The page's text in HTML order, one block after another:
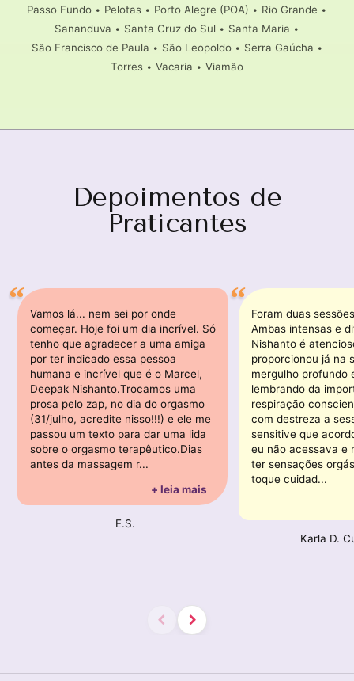
Passo Fundo • Pelotas • Porto Alegre (POA) • Rio Grande •
Sananduva • Santa Cruz do Sul • Santa Maria •
São Francisco de Paula • São Leopoldo• Serra Gaúcha •
Torres • Vacaria • Viamão
Depoimentos de
Praticantes
Vamos lá... nem sei por onde
começar. Hoje foi um dia incrível. Só
tenho que agradecer a uma amiga
por ter indicado essa pessoa
humana e incrível que é o Marcel,
Deepak Nishanto.Trocamos uma
prosa pelo zap, no dia do orgasmo
(31/julho, acredite nisso!!!) e ele me
passou um texto para dar uma lida
sobre o orgasmo terapêutico.Dias
antes da massagem r...
+ leia mais
E.S.
Foram duas
Ambas intensas e
Nishanto é
proporcionou já na
mergulho profundo
lembrando da
respiração
com destreza a
sensitive que
eu não acessava e
ter sensações
toque cuidad...
Karla D.